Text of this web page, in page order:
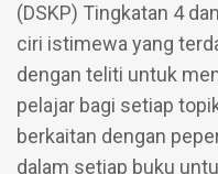
(DSKP) Tingkatan 4
ciri istimewa yang
dengan teliti untuk
pelajar bagi setiap
berkaitan dengan
dalam setiap buku